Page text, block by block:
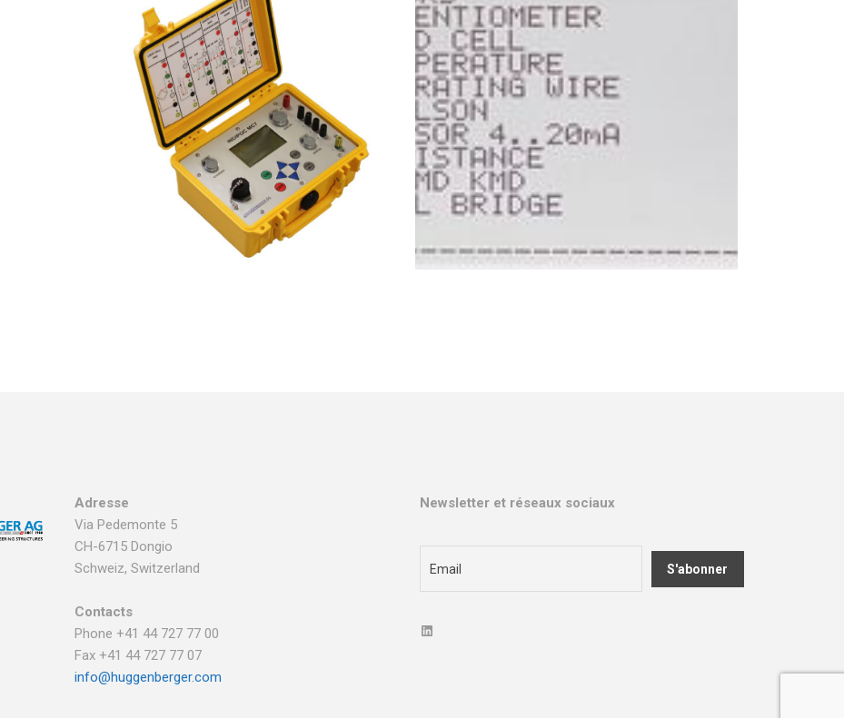
Adresse
Via Pedemonte 5
CH-6715 Dongio
Schweiz, Switzerland
Contacts
Phone +41 44 727 77 00
Fax +41 44 727 77 07
info@huggenberger.com
Newsletter et réseaux sociaux